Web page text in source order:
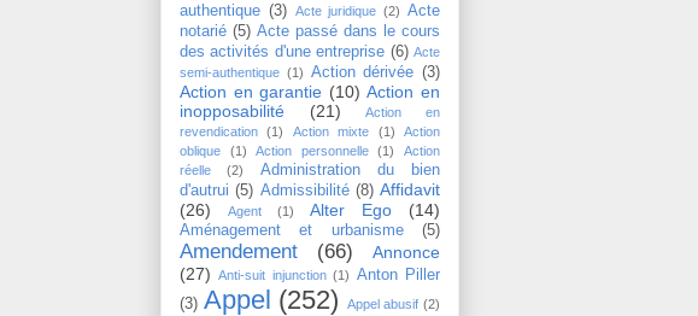
authentique (3) Acte juridique (2) Acte
notarié (5) Acte passé dans le cours
des activités d'une entreprise (6) Acte
semi-authentique (1) Action dérivée (3)
Action en garantie (10) Action en
inopposabilité
(21)
Action en
revendication
(1) Action mixte (1)
Action
oblique
(1) Action personnelle (1)
Action
réelle
(2)
Administration du bien
d'autrui (5) Admissibilité (8) Affidavit
(26)
Agent (1) Alter Ego (14)
Aménagement et urbanisme (5)
Amendement (66)
Annonce
(27)
Anti-suit injunction (1) Anton Piller
(3) Appel (252) Appel abusif (2)